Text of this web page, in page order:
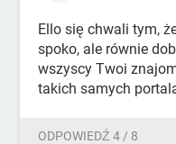
Ello się chwali tym,
spoko, ale równie
wszyscy Twoi
takich samych
ODPOWIEDŹ 4 / 8